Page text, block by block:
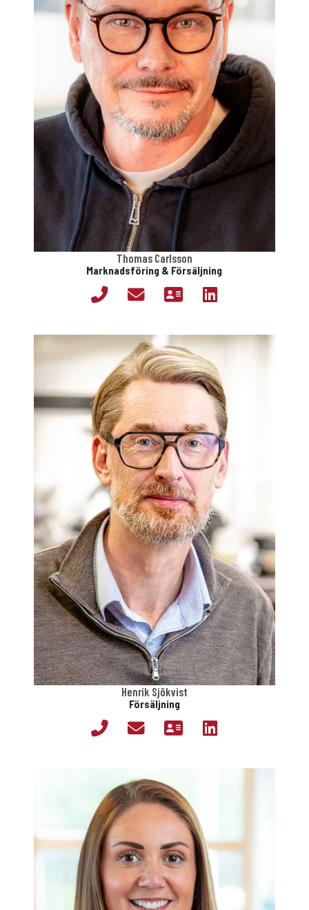
Thomas Carlsson
Marknadsföring & Försäljning
Henrik Sjökvist
Försäljning